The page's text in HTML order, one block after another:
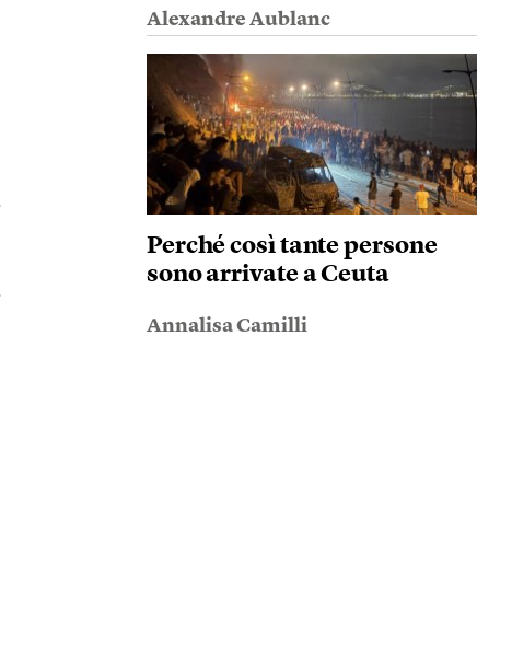
Alexandre Aublanc
Perché così tante persone
sono arrivate a Ceuta
Annalisa Camilli